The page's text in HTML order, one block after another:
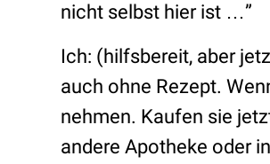
nicht selbst hier ist …”
Ich: (hilfsbereit, aber
auch ohne Rezept.
nehmen. Kaufen sie
andere Apotheke oder